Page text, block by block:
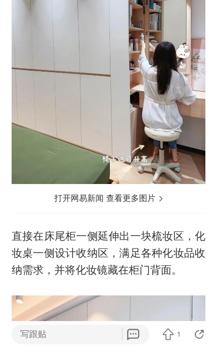
打开网易新闻 查看更多图片
直接在床尾柜一侧延伸出一块梳妆区，化
妆桌一侧设计收纳区，满足各种化妆品收
纳需求，并将化妆镜藏在柜门背面。
写跟贴 1